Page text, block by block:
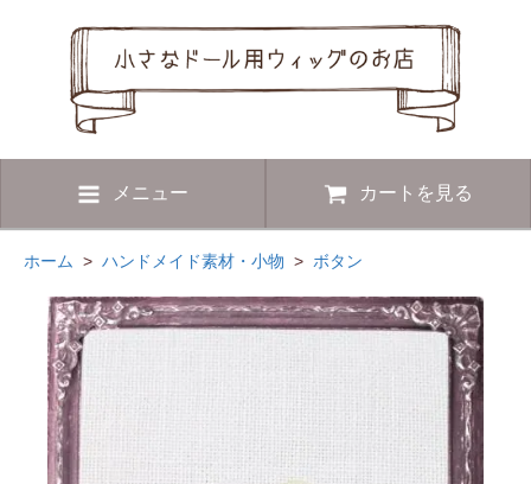
メニュー カートを見る
ホーム > ハンドメイド素材・小物 > ボタン